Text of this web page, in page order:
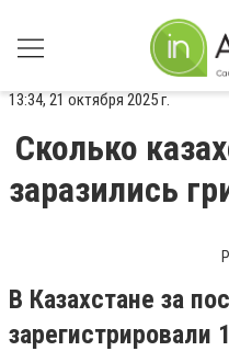
13:34, 21 октября 2025 г.
Сколько
заразились
В Казахстане за
зарегистрировали